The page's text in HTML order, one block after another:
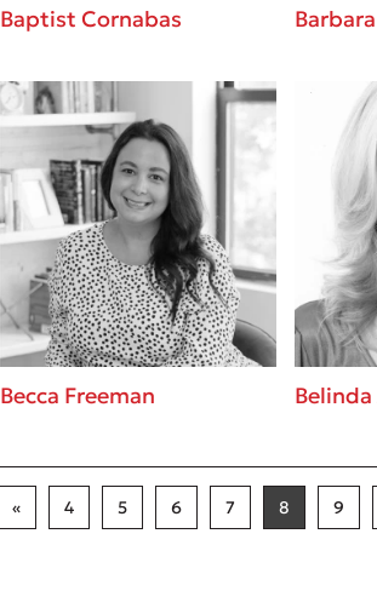
Baptist Cornabas
Becca Freeman
« 4 5 6 7 8 9